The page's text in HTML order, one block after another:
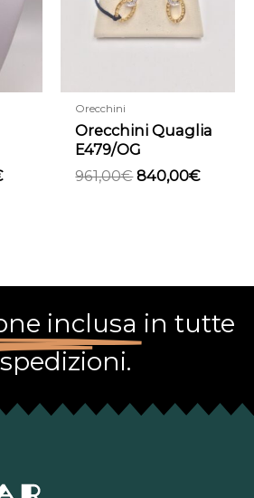
Orecchini
Orecchini Quaglia
E479/OG
961,00€ 840,00€
inclusa in tutte